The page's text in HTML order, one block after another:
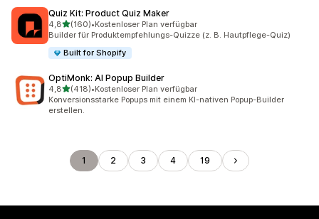
Quiz Kit: Product Quiz Maker
4,8von 5 Sternen
(160)
160 Rezensionen insgesamt
•Kostenloser Plan verfügbar
Builder für Produktempfehlungs-Quizze (z. B. Hautpflege-Quiz)
Built for Shopify
OptiMonk: AI Popup Builder
4,8von 5 Sternen
(418)
418 Rezensionen insgesamt
•Kostenloser Plan verfügbar
Konversionsstarke Popups mit einem KI-nativen Popup-Builder
erstellen.
1 2 3 4 19